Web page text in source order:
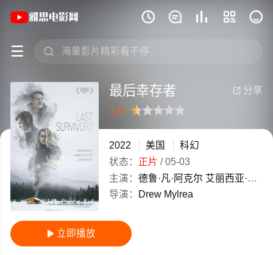
    
 
《最后幸存者》(2022)美国英语高清电
 分享
最后幸存者
1.0
很差较差还行推荐力荐
2022 美国
科幻
状态： 正片 /05-03
主演： 德鲁·凡·阿克尔 艾丽西亚·希尔维斯通
导演：
Drew Mylrea
 立即播放